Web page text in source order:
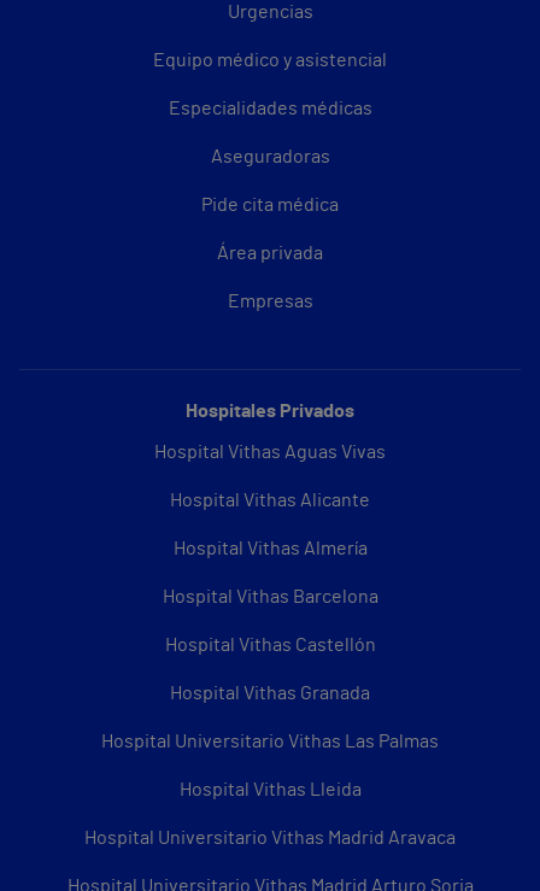
Urgencias
Equipo médico y asistencial
Especialidades médicas
Aseguradoras
Pide cita médica
Área privada
Empresas
Hospitales Privados
Hospital Vithas Aguas Vivas
Hospital Vithas Alicante
Hospital Vithas Almería
Hospital Vithas Barcelona
Hospital Vithas Castellón
Hospital Vithas Granada
Hospital Universitario Vithas Las Palmas
Hospital Vithas Lleida
Hospital Universitario Vithas Madrid Aravaca
Hospital Universitario Vithas Madrid Arturo Soria